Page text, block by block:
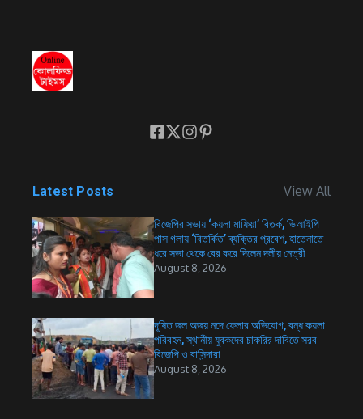
Latest Posts View All
বিজেপির সভায় ‘কয়লা মাফিয়া’ বিতর্ক, ভিআইপি
পাস গলায় ‘বিতর্কিত’ ব্যক্তির প্রবেশ, হাতেনাতে
ধরে সভা থেকে বের করে দিলেন দলীয় নেত্রী
August 8, 2026
দূষিত জল অজয় নদে ফেলার অভিযোগ, বন্ধ কয়লা
পরিবহন, স্থানীয় যুবকদের চাকরির দাবিতে সরব
বিজেপি ও বাসিন্দারা
August 8, 2026